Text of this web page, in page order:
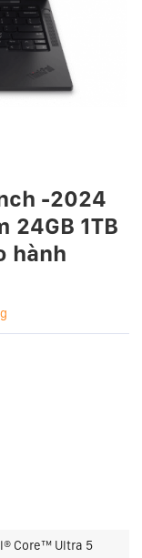
-2024
24GB 1TB
hành
Core™ Ultra 5